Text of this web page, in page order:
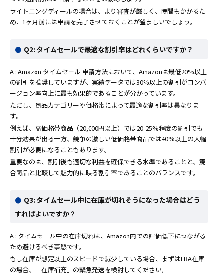
ライトニングディールの場合は、より審査が厳しく、時間もかかるた
め、1ヶ月前には申請を完了させておくことが望ましいでしょう。
Q2: タイムセールで最適な割引率はどれくらいですか？
A : Amazon タイムセール 申請方法において、Amazonは最低20%以上
の割引を推奨していますが、実績データでは30%以上の割引がコンバ
ージョン率向上に最も効果的であることが分かっています。
ただし、商品カテゴリーや価格帯によって最適な割引率は異なりま
す。
例えば、高価格帯商品（20,000円以上）では20-25%程度の割引でも
十分効果が出る一方、競争の激しい低価格帯商品では40%以上の大幅
割引が必要になることもあります。
重要なのは、割引後も適切な利益を確保できる水準であることと、競
合商品と比較して魅力的に映る割引率であることのバランスです。
Q3: タイムセール中に在庫が切れそうになった場合はどう
すればよいですか？
A : タイムセール中の在庫切れは、Amazon内での評価低下につながる
ため避けるべき事態です。
もし在庫が想定以上のスピードで減少している場合、まずはFBA在庫
の場合、「在庫補充」の緊急発送を検討してください。